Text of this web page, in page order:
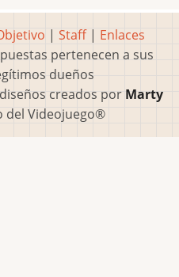
| Staff| Enlaces
pertenecen a sus
dueños
creados por Marty
del Videojuego®